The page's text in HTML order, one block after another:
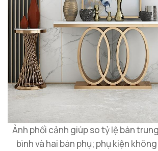
Ảnh phối cảnh giúp so tỷ lệ bàn
bình và hai bàn phụ; phụ kiện